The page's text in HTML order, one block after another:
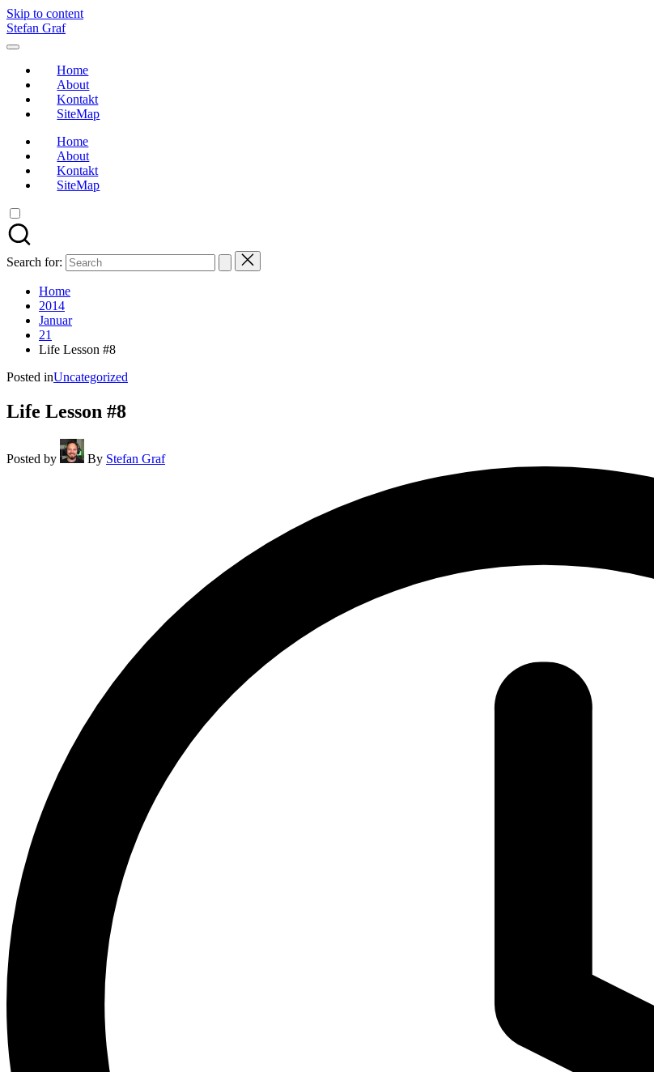
Skip to content
Stefan Graf
Home
About
Kontakt
SiteMap
Home
About
Kontakt
SiteMap
Search for:
Home
2014
Januar
21
Life Lesson #8
Posted inUncategorized
Life Lesson #8
Posted by By Stefan Graf